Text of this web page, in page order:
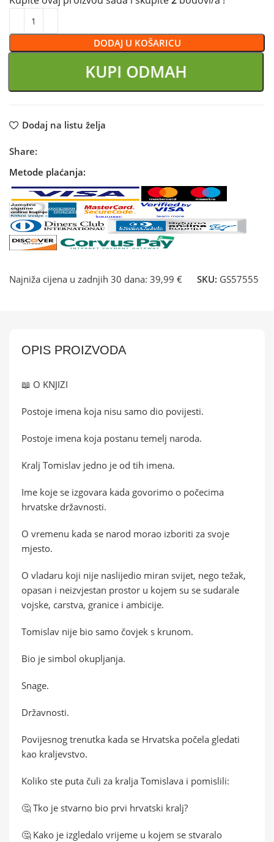
DODAJ U KOŠARICU
KUPI ODMAH
Dodaj na listu želja
Share:
Metode plaćanja:
Najniža cijena u zadnjih 30 dana: 39,99 € SKU: GS57555
OPIS PROIZVODA
📖 O KNJIZI
Postoje imena koja nisu samo dio povijesti.
Postoje imena koja postanu temelj naroda.
Kralj Tomislav jedno je od tih imena.
Ime koje se izgovara kada govorimo o počecima
hrvatske državnosti.
O vremenu kada se narod morao izboriti za svoje
mjesto.
O vladaru koji nije naslijedio miran svijet, nego težak,
opasan i neizvjestan prostor u kojem su se sudarale
vojske, carstva, granice i ambicije.
Tomislav nije bio samo čovjek s krunom.
Bio je simbol okupljanja.
Snage.
Državnosti.
Povijesnog trenutka kada se Hrvatska počela gledati
kao kraljevstvo.
Koliko ste puta čuli za kralja Tomislava i pomislili:
🤔 Tko je stvarno bio prvi hrvatski kralj?
🤔 Kako je izgledalo vrijeme u kojem se stvaralo